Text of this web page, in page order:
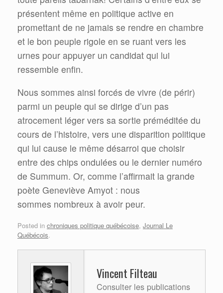
présentent même en politique active en
promettant de ne jamais se rendre en chambre
et le bon peuple rigole en se ruant vers les
urnes pour appuyer un candidat qui lui
ressemble enfin.
Nous sommes ainsi forcés de vivre (de périr)
parmi un peuple qui se dirige d’un pas
atrocement léger vers sa sortie préméditée du
cours de l’histoire, vers une disparition politique
qui lui cause le même désarroi que choisir
entre des chips ondulées ou le dernier numéro
de Summum. Or, comme l’affirmait la grande
poète Geneviève Amyot : nous
sommes nombreux à avoir peur.
Posted in chroniques politique québécoise, Journal Le
Québécois.
Vincent Filteau
Consulter les publications